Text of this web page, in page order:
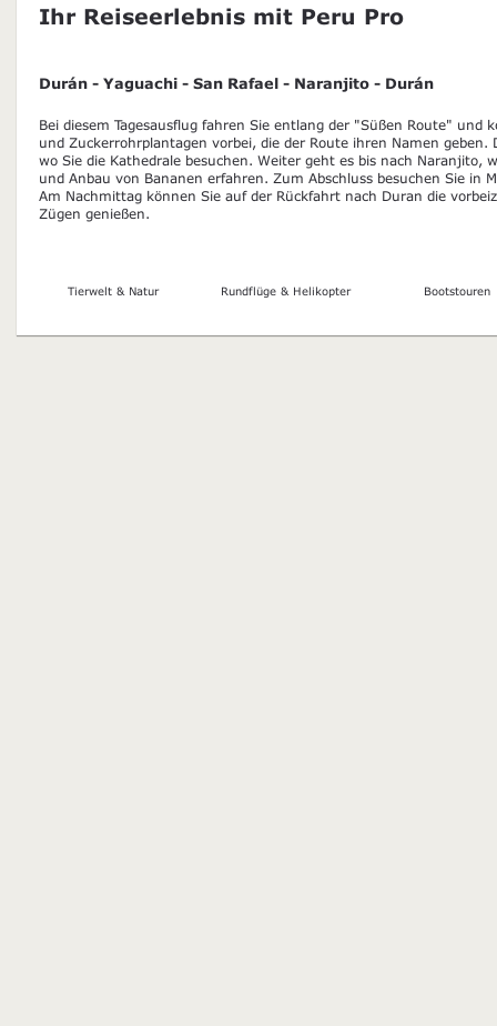
Ihr Reiseerlebnis mit Peru Pro
Durán - Yaguachi - San Rafael - Naranjito - Durán
Bei diesem Tagesausflug fahren Sie entlang der "Süßen Route" und
und Zuckerrohrplantagen vorbei, die der Route ihren Namen geben.
wo Sie die Kathedrale besuchen. Weiter geht es bis nach Naranjito,
und Anbau von Bananen erfahren. Zum Abschluss besuchen Sie in
Am Nachmittag können Sie auf der Rückfahrt nach Duran die
Zügen genießen.
Tierwelt & Natur Rundflüge & Helikopter Bootstouren